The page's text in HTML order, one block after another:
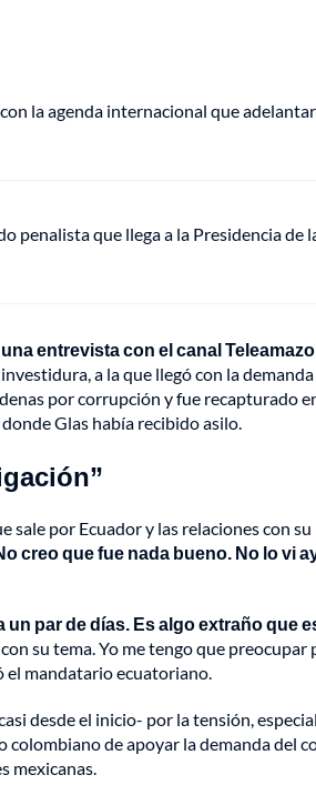
la agenda internacional que
penalista que llega a la Presidencia de
entrevista con el canal
a la que llegó con la
por corrupción y fue recapturado
Glas había recibido asilo.
por Ecuador y las relaciones con
creo que fue nada bueno. No lo vi
par de días. Es algo extraño que
su tema. Yo me tengo que preocupar
el mandatario ecuatoriano.
desde el inicio- por la tensión,
de apoyar la demanda del
mexicanas.